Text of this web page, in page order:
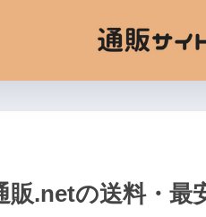
販.netの送料・最